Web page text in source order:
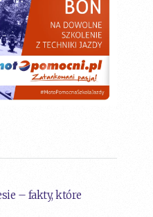
– fakty, które